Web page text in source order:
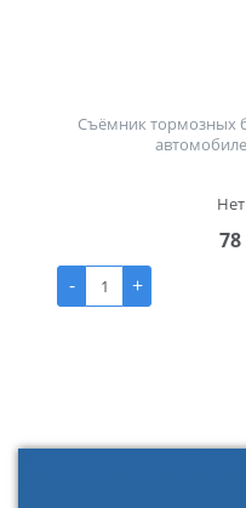
Съёмник тормозных
78
-
+